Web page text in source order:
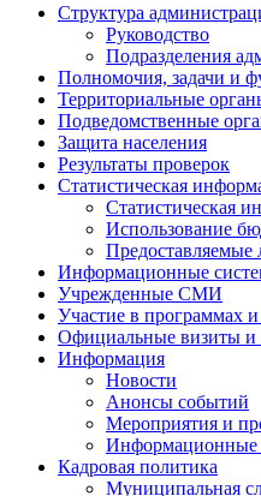
Структура
Руководство
Подразделения
Полномочия, задачи и
Территориальные
Подведомственные
Защита населения
Результаты проверок
Статистическая
Статистическая
Использование
Предоставляемые
Информационные
Учрежденные СМИ
Участие в программах
Официальные визиты и
Информация
Новости
Анонсы событий
Мероприятия и
Информационные
Кадровая политика
Муниципальная